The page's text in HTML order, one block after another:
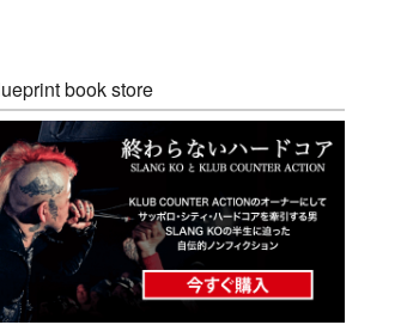
book store